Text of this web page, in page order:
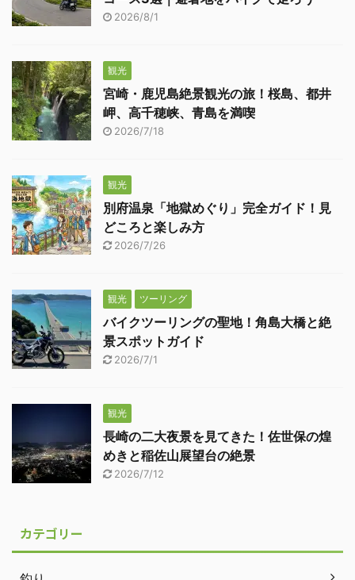
2026/8/1
観光
宮崎・鹿児島絶景観光の旅！桜島、都井
岬、高千穂峡、青島を満喫
2026/7/18
観光
別府温泉「地獄めぐり」完全ガイド！見
どころと楽しみ方
2026/7/26
観光 ツーリング
バイクツーリングの聖地！角島大橋と絶
景スポットガイド
2026/7/1
観光
長崎の二大夜景を見てきた！佐世保の煌
めきと稲佐山展望台の絶景
2026/7/12
カテゴリー